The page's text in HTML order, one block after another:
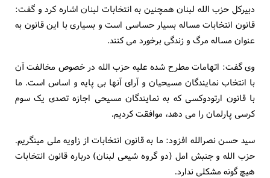
دبیرکل حزب الله لبنان همچنین به انتخابات لبنان اشاره کرد و گفت:
قانون انتخابات مساله بسیار حساسی است و بسیاری با این قانون به
عنوان مساله مرگ و زندگی برخورد می کنند.
وی گفت: اتهامات مطرح شده علیه حزب الله در خصوص مخالفت آن
با انتخاب نمایندگان مسیحیان و آرای آنها بی پایه و اساس است. ما
با قانون ارتودوکسی که به نمایندگان مسیحی اجازه تصدی یک سوم
کرسی پارلمان را می دهد، موافقت کردیم.
سید حسن نصرالله افزود: ما به قانون انتخابات از زاویه ملی می‎نگریم.
حزب الله و جنبش امل (دو گروه شیعی لبنان) درباره قانون انتخابات
هیچ گونه مشکلی ندارد.